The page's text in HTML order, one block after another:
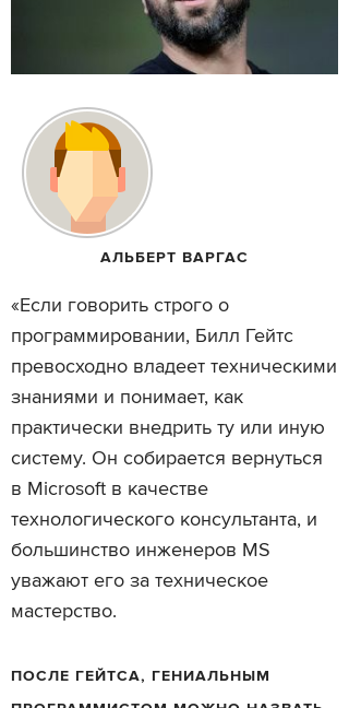
АЛЬБЕРТ ВАРГАС
«Если говорить строго о
программировании, Билл Гейтс
превосходно владеет техническими
знаниями и понимает, как
практически внедрить ту или иную
систему. Он собирается вернуться
в Microsoft в качестве
технологического консультанта, и
большинство инженеров MS
уважают его за техническое
мастерство.
ПОСЛЕ ГЕЙТСА, ГЕНИАЛЬНЫМ